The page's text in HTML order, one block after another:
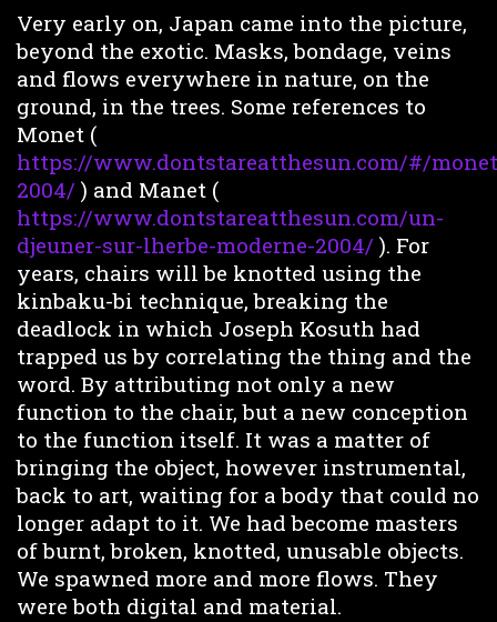
Very early on, Japan came into the picture,
beyond the exotic. Masks, bondage, veins
and flows everywhere in nature, on the
ground, in the trees. Some references to
Monet (
https://www.dontstareatthesun.com/#/
2004/ ) and Manet (
https://www.dontstareatthesun.com/un-
djeuner-sur-lherbe-moderne-2004/ ). For
years, chairs will be knotted using the
kinbaku-bi technique, breaking the
deadlock in which Joseph Kosuth had
trapped us by correlating the thing and the
word. By attributing not only a new
function to the chair, but a new conception
to the function itself. It was a matter of
bringing the object, however instrumental,
back to art, waiting for a body that could no
longer adapt to it. We had become masters
of burnt, broken, knotted, unusable objects.
We spawned more and more flows. They
were both digital and material.